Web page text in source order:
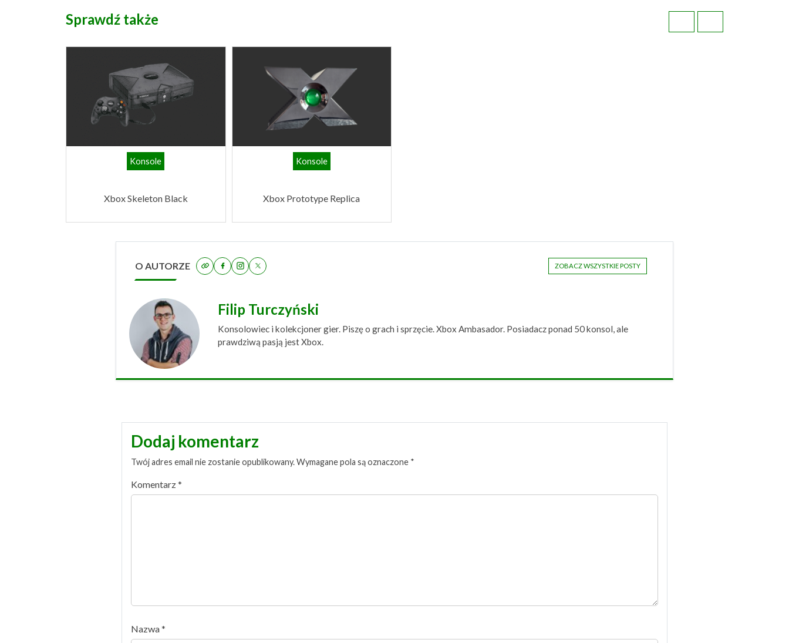
Sprawdź także
Konsole
Xbox Skeleton Black
Konsole
Xbox Prototype Replica
O AUTORZE ZOBACZ WSZYSTKIE POSTY
Filip Turczyński
Konsolowiec i kolekcjoner gier. Piszę o grach i sprzęcie. Xbox Ambasador. Posiadacz ponad 50 konsol, ale
prawdziwą pasją jest Xbox.
Dodaj komentarz
Twój adres email nie zostanie opublikowany.Wymagane pola są oznaczone *
Komentarz*
Nazwa*